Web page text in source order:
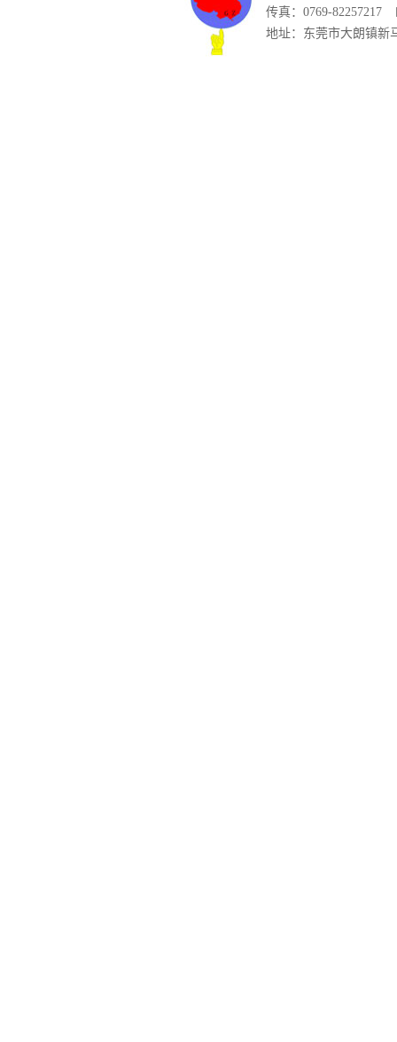
传真：0769-82257217
地址：东莞市大朗镇新